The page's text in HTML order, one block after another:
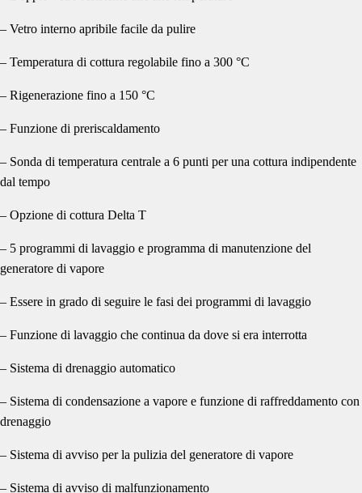
– Vetro interno apribile facile da pulire
– Temperatura di cottura regolabile fino a 300 °C
– Rigenerazione fino a 150 °C
– Funzione di preriscaldamento
– Sonda di temperatura centrale a 6 punti per una cottura indipendente
dal tempo
– Opzione di cottura Delta T
– 5 programmi di lavaggio e programma di manutenzione del
generatore di vapore
– Essere in grado di seguire le fasi dei programmi di lavaggio
– Funzione di lavaggio che continua da dove si era interrotta
– Sistema di drenaggio automatico
– Sistema di condensazione a vapore e funzione di raffreddamento con
drenaggio
– Sistema di avviso per la pulizia del generatore di vapore
– Sistema di avviso di malfunzionamento